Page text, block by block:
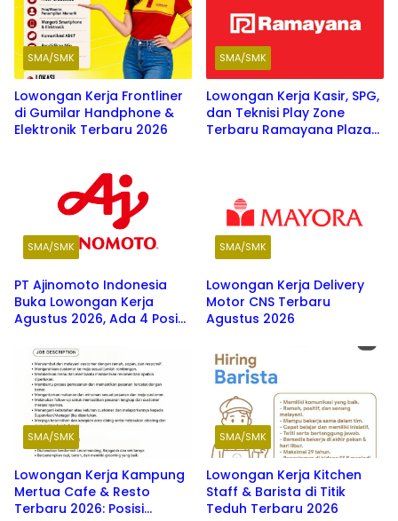
SMA/SMK
Lowongan Kerja Frontliner
di Gumilar Handphone &
Elektronik Terbaru 2026
SMA/SMK
Lowongan Kerja Kasir, SPG,
dan Teknisi Play Zone
Terbaru Ramayana Plaza
SMA/SMK
PT Ajinomoto Indonesia
Buka Lowongan Kerja
Agustus 2026, Ada 4 Posisi
Graduate SMK hingga S1
SMA/SMK
Lowongan Kerja Delivery
Motor CNS Terbaru
Agustus 2026
SMA/SMK
Lowongan Kerja Kampung
Mertua Cafe & Resto
Terbaru 2026: Posisi
SMA/SMK
Lowongan Kerja Kitchen
Staff & Barista di Titik
Teduh Terbaru 2026